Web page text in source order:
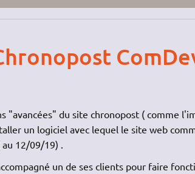
"avancées" du site chronopost ( comme
un logiciel avec lequel le site web
12/09/19) .
un de ses clients pour faire